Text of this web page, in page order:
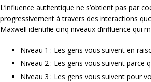
L’influence authentique ne s’obtient pas par
progressivement à travers des interactions
Maxwell identifie cinq niveaux d’influence qui
Niveau 1 : Les gens vous suivent en
Niveau 2 : Les gens vous suivent parce
Niveau 3 : Les gens vous suivent pour